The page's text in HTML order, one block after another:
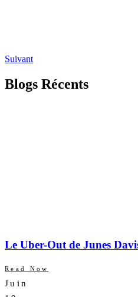
Suivant
Blogs Récents
Le Uber-Out de Junes
Read Now
Juin